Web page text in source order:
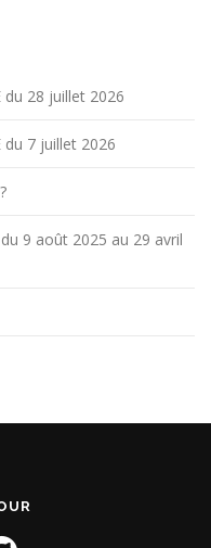
du 28 juillet 2026
du 7 juillet 2026
9 août 2025 au 29 avril